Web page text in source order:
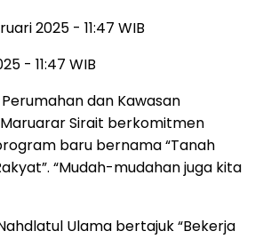
2025 - 11:47 WIB
- 11:47 WIB
dan Kawasan
Sirait berkomitmen
baru bernama “Tanah
“Mudah-mudahan juga kita